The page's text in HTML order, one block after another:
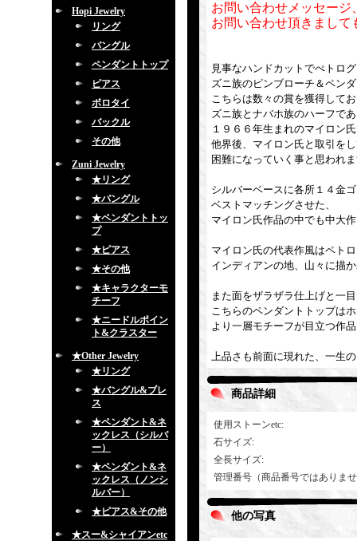
Hopi Jewelry
リング
バングル
ペンダントトップ
ピアス
ボロタイ
バックル
その他
Zuni Jewelry
★リング
★バングル
★ペンダントトッ
プ
★ピアス
★その他
★キャラクターモ
チーフ
★ニードルポイン
ト&クラスター
★Other Jewelry
★リング
★バングル&ブレ
ス
★ペンダント&ネ
ックレス（シルバ
ー）
★ペンダント&ネ
ックレス（ノンシ
ルバー）
★ピアス&その他
★スー&シャイアンetc
お問い合わせメッセー
お問い合わせ頂きまし
見事なハンドカットでぺトロ
ズニ族のピンブローチ＆ペン
こちらは数々の賞を獲得して
ズニ族とナバホ族のハーフで
１９６６年生まれのマイロン
他界後、マイロン氏と取引を
困難になっていく事と思われ
シルバーベースに各所１４金
ベストマッチングさせた、
マイロン氏作品の中でも中大
マイロン氏の代表作風はペト
インディアンの地、山々に描
また面をザラザラ仕上げと一
こちらのペンダントトップは
より一層モチーフが目立つ作
上品さも前面に現れた、一生
商品詳細
使用ストーンetc:
石サイズ:
全長サイズ:
管理番号（商品番号ではありま
他の写真